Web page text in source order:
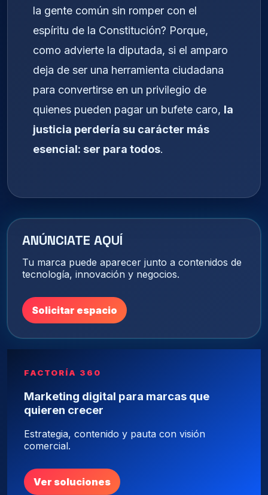
la gente común sin romper con el
espíritu de la Constitución? Porque,
como advierte la diputada, si el amparo
deja de ser una herramienta ciudadana
para convertirse en un privilegio de
quienes pueden pagar un bufete caro, la
justicia perdería su carácter más
esencial: ser para todos.
ANÚNCIATE AQUÍ
Tu marca puede aparecer junto a contenidos de
tecnología, innovación y negocios.
Solicitar espacio
FACTORÍA 360
Marketing digital para marcas que
quieren crecer
Estrategia, contenido y pauta con visión
comercial.
Ver soluciones